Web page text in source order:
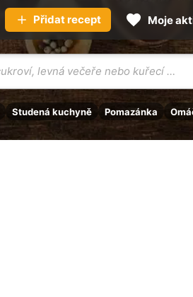
Studená kuchyně Pomazánka
Přidat recept Moje